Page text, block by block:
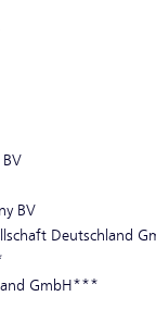
BV
Deutschland
GmbH***